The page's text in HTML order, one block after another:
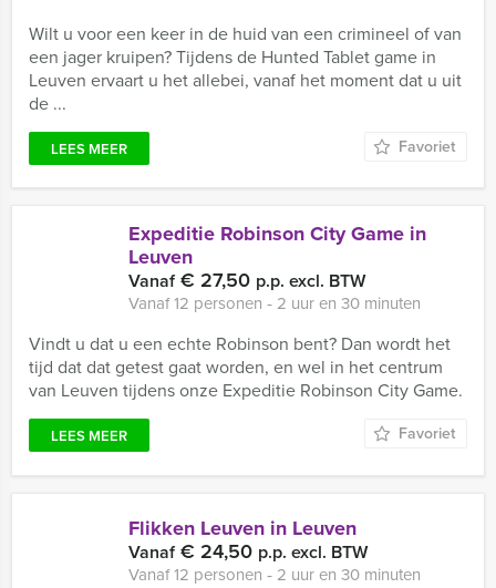
Wilt u voor een keer in de huid van een crimineel of van
een jager kruipen? Tijdens de Hunted Tablet game in
Leuven ervaart u het allebei, vanaf het moment dat u uit
de ...
LEES MEER Favoriet
Expeditie Robinson City Game in
Leuven
Vanaf€ 27,50 p.p. excl. BTW
Vanaf 12 personen ‐ 2 uur en 30 minuten
Vindt u dat u een echte Robinson bent? Dan wordt het
tijd dat dat getest gaat worden, en wel in het centrum
van Leuven tijdens onze Expeditie Robinson City Game.
LEES MEER Favoriet
Flikken Leuven in Leuven
Vanaf€ 24,50 p.p. excl. BTW
Vanaf 12 personen ‐ 2 uur en 30 minuten